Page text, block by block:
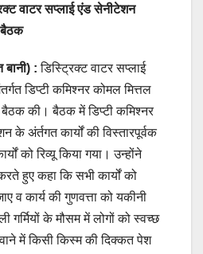
वाटर सप्लाई एंड सेनीटेशन
बैठक
बानी) : डिस्ट्रिक्ट वाटर सप्लाई
डिप्टी कमिश्नर कोमल मित्तल
की। बैठक में डिप्टी कमिश्नर
अंर्तगत कार्यों की विस्तारपूर्वक
को रिव्यू किया गया। उन्होंने
हुए कहा कि सभी कार्यों को
व कार्य की गुणवत्ता को यकीनी
गर्मियों के मौसम में लोगों को स्वच्छ
में किसी किस्म की दिक्कत पेश